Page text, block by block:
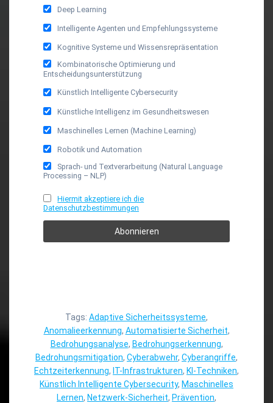
Deep Learning
Intelligente Agenten und Empfehlungssysteme
Kognitive Systeme und Wissensrepräsentation
Kombinatorische Optimierung und
Entscheidungsunterstützung
Künstlich Intelligente Cybersecurity
Künstliche Intelligenz im Gesundheitswesen
Maschinelles Lernen (Machine Learning)
Robotik und Automation
Sprach- und Textverarbeitung (Natural Language
Processing – NLP)
Hiermit akzeptiere ich die
Datenschutzbestimmungen
Tags: Adaptive Sicherheitssysteme,
Anomalieerkennung, Automatisierte Sicherheit,
Bedrohungsanalyse, Bedrohungserkennung,
Bedrohungsmitigation, Cyberabwehr, Cyberangriffe,
Echtzeiterkennung, IT-Infrastrukturen, KI-Techniken,
Künstlich Intelligente Cybersecurity, Maschinelles
Lernen, Netzwerk-Sicherheit, Prävention,